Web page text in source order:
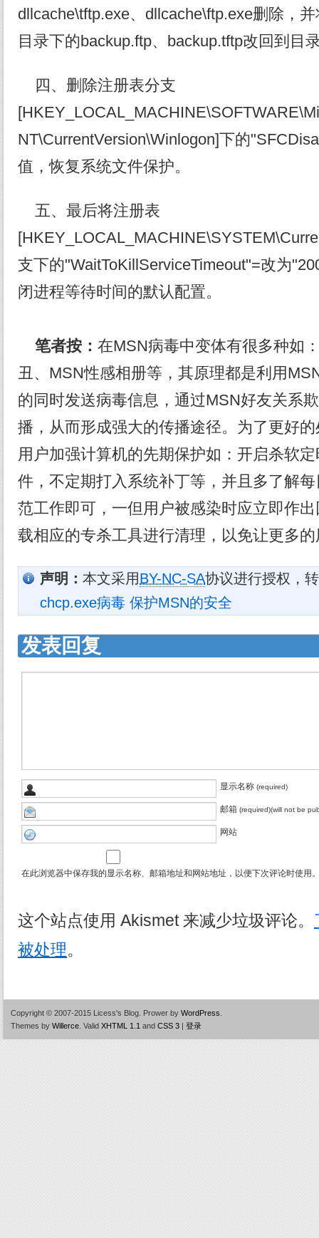
dllcache\tftp.exe、dllcache\ftp.exe删除，
目录下的backup.ftp、backup.tftp改回到目
四、删除注册表分支
NT\CurrentVersion\Winlogon]下的
值，恢复系统文件保护。
五、最后将注册表
支下的"WaitToKillServiceTimeout"=改为
闭进程等待时间的默认配置。
笔者按： 在MSN病毒中变体有很多种如
丑、MSN性感相册等，其原理都是利用
的同时发送病毒信息，通过MSN好友关系
播，从而形成强大的传播途径。为了更好
用户加强计算机的先期保护如：开启杀软
件，不定期打入系统补丁等，并且多了解
范工作即可，一但用户被感染时应立即作
载相应的专杀工具进行清理，以免让更多
声明： 本文采用BY-NC-SA协议进行授权，
chcp.exe病毒 保护MSN的安全
发表回复
显示名称 (required)
邮箱 (required)(will not be
网站
在此浏览器中保存我的显示名称、邮箱地址和网站地址，以便下次评论时使用
这个站点使用 Akismet 来减少垃圾评论。
被处理。
Copyright © 2007-2015 Licess's Blog. Prower by WordPress
Themes by Willerce Valid XHTML 1.1 and CSS 3 | 登录